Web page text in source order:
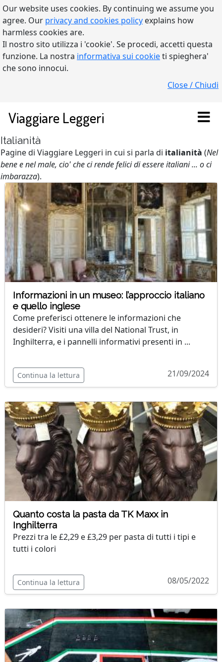
Our website uses cookies. By continuing we assume you
agree. Our privacy and cookies policy explains how
harmless cookies are.
Il nostro sito utilizza i 'cookie'. Se procedi, accetti questa
funzione. La nostra informativa sui cookieti spieghera'
che sono innocui.
Close / Chiudi
Viaggiare Leggeri
Italianità
Pagine di Viaggiare Leggeri in cui si parla di italianità (Nel
bene e nel male, cio' che ci rende felici di essere italiani ... o ci
imbarazza).
Informazioni in un museo: l’approccio italiano
e quello inglese
Come preferisci ottenere le informazioni che
desideri? Visiti una villa del National Trust, in
Inghilterra, e i pannelli informativi presenti in ...
Continua la lettura 21/09/2024
Quanto costa la pasta da TK Maxx in
Inghilterra
Prezzi tra le £2,29 e £3,29 per pasta di tutti i tipi e
tutti i colori
Continua la lettura 08/05/2022